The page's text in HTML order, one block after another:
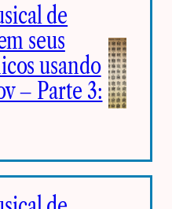
de
seus
usando
– Parte 3: